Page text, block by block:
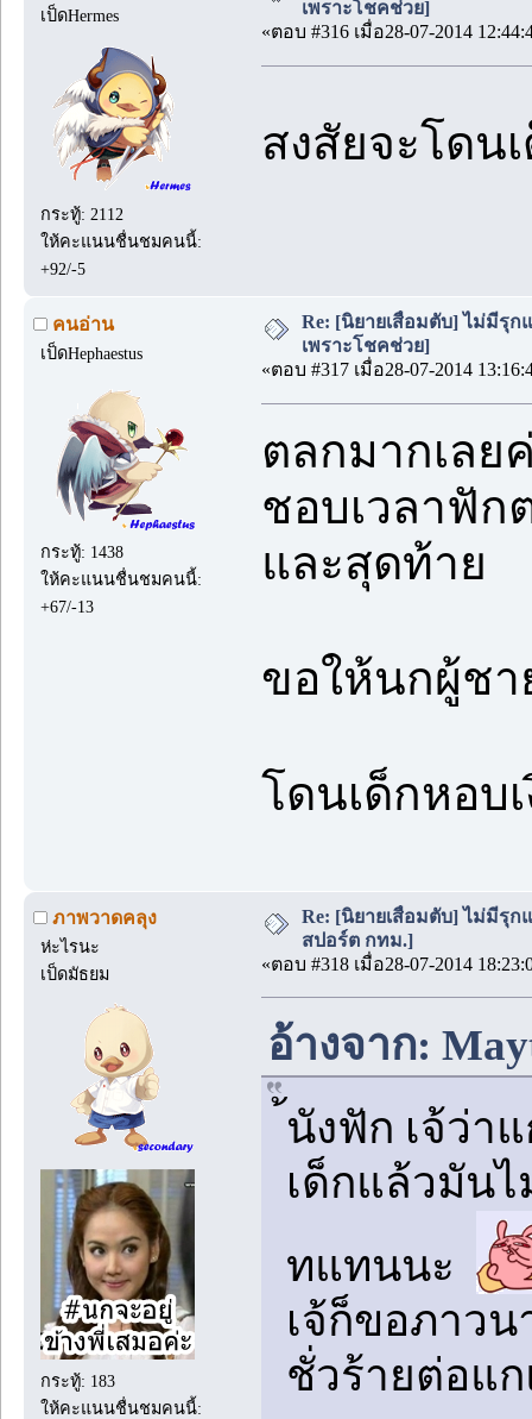
เป็ดHermes
กระทู้: 2112
ให้คะแนนชื่นชมคนนี้:
+92/-5
เพราะโชคช่วย]
«ตอบ #316 เมื่อ28-07-2014
สงสัยจะโด
คนอ่าน
เป็ดHephaestus
กระทู้: 1438
ให้คะแนนชื่นชมคนนี้:
+67/-13
Re: [นิยายเสื่อมตับ] ไม่มีรุก
เพราะโชคช่วย]
«ตอบ #317 เมื่อ28-07-2014
ตลกมากเลย
ชอบเวลาฟัก
และสุดท้าย
ขอให้นกผู้ช
โดนเด็กหอบ
ภาพวาดคลุง
ห่ะไรนะ
เป็ดมัธยม
กระทู้: 183
ให้คะแนนชื่นชมคนนี้:
Re: [นิยายเสื่อมตับ] ไม่มีรุก
สปอร์ต กทม.]
«ตอบ #318 เมื่อ28-07-2014
อ้างจาก:
นังฟัก เจ้ว่
เด็กแล้วมัน
ทแทนนะ
เจ้ก็ขอภาวน
ชั่วร้ายต่อแ